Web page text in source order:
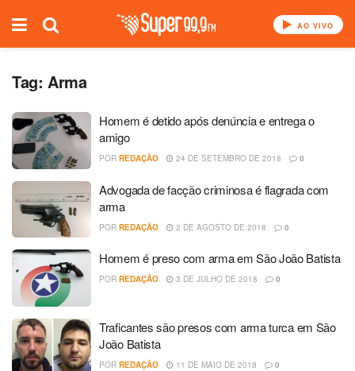
AO VIVO
Tag: Arma
Homem é detido após denúncia e entrega o
amigo
POR REDAÇÃO 24 DE SETEMBRO DE 2018 0
Advogada de facção criminosa é flagrada com
arma
POR REDAÇÃO 2 DE AGOSTO DE 2018 0
Homem é preso com arma em São João Batista
POR REDAÇÃO 3 DE JULHO DE 2018 0
Traficantes são presos com arma turca em São
João Batista
POR REDAÇÃO 11 DE MAIO DE 2018 0